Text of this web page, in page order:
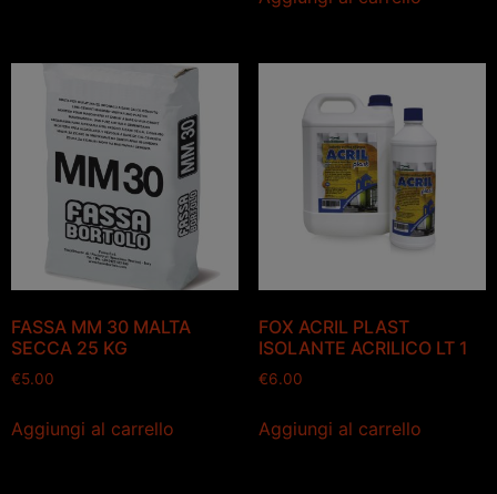
FASSA MM 30 MALTA
SECCA 25 KG
€5.00
Aggiungi al carrello
FOX ACRIL PLAST
ISOLANTE ACRILICO LT 1
€6.00
Aggiungi al carrello